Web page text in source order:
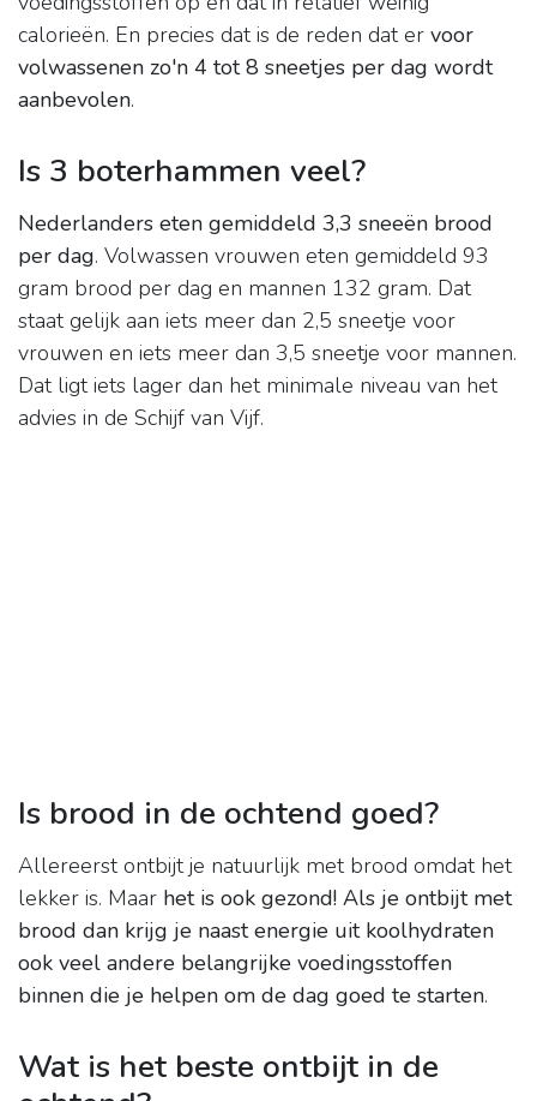
calorieën. En precies dat is de reden dat er voor
volwassenen zo'n 4 tot 8 sneetjes per dag wordt
aanbevolen.
Is 3 boterhammen veel?
Nederlanders eten gemiddeld 3,3 sneeën brood
per dag. Volwassen vrouwen eten gemiddeld 93
gram brood per dag en mannen 132 gram. Dat
staat gelijk aan iets meer dan 2,5 sneetje voor
vrouwen en iets meer dan 3,5 sneetje voor mannen.
Dat ligt iets lager dan het minimale niveau van het
advies in de Schijf van Vijf.
Is brood in de ochtend goed?
Allereerst ontbijt je natuurlijk met brood omdat het
lekker is. Maar het is ook gezond! Als je ontbijt met
brood dan krijg je naast energie uit koolhydraten
ook veel andere belangrijke voedingsstoffen
binnen die je helpen om de dag goed te starten.
Wat is het beste ontbijt in de